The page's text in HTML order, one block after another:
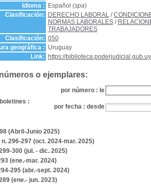
Idioma :
Español (spa)
Clasificación:
DERECHO LABORAL/
NORMAS LABORALES/
TRABAJADORES
Clasificación: 050
geográfica : Uruguay
Link:
https://
o ejemplares:
:
por número : le
por fecha : desde
(Abril-Junio 2025)
n. 296-297 (oct. 2024-mar. 2025)
300 (jul. - dic. 2025)
(ene.-mar. 2024)
295 (abr.-sept. 2024)
(ene.- jun. 2023)